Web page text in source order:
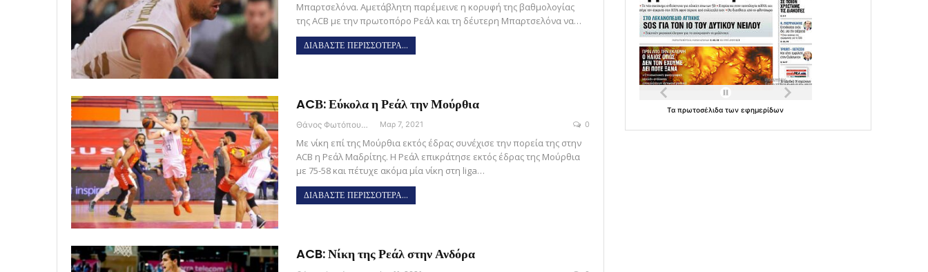
Μπαρτσελόνα. Αμετάβλητη παρέμεινε η κορυφή της βαθμολογίας
της ACB με την πρωτοπόρο Ρεάλ και τη δέυτερη Μπαρτσελόνα να…
ΔΙΑΒΑΣΤΕ ΠΕΡΙΣΣΟΤΕΡΑ...
ACΒ: Εύκολα η Ρεάλ την Μούρθια
Θάνος Φωτόπουλος Μαρ 7, 2021 0
Με νίκη επί της Μούρθια εκτός έδρας συνέχισε την πορεία της στην
ACB η Ρεάλ Μαδρίτης. Η Ρεάλ επικράτησε εκτός έδρας της Μούρθια
με 75-58 και πέτυχε ακόμα μία νίκη στη liga…
ΔΙΑΒΑΣΤΕ ΠΕΡΙΣΣΟΤΕΡΑ...
ACB: Νίκη της Ρεάλ στην Ανδόρα
Ταπρωτοσέλιδατωνεφημερίδων